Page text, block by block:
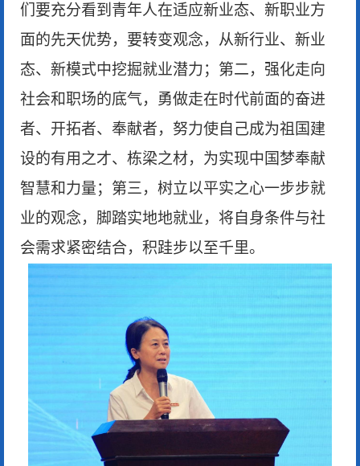
们要充分看到青年人在适应新业态、新职业方
面的先天优势，要转变观念，从新行业、新业
态、新模式中挖掘就业潜力；第二，强化走向
社会和职场的底气，勇做走在时代前面的奋进
者、开拓者、奉献者，努力使自己成为祖国建
设的有用之才、栋梁之材，为实现中国梦奉献
智慧和力量；第三，树立以平实之心一步步就
业的观念，脚踏实地地就业，将自身条件与社
会需求紧密结合，积跬步以至千里。